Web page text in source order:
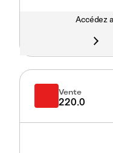
Accédez
Vente
220.0